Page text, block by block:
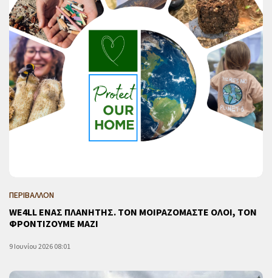
ΠΕΡΙΒΑΛΛΟΝ
WE4LL ΕΝΑΣ ΠΛΑΝΗΤΗΣ. ΤΟΝ ΜΟΙΡΑΖΟΜΑΣΤΕ ΟΛΟΙ, ΤΟΝ
ΦΡΟΝΤΙΖΟΥΜΕ ΜΑΖΙ
9 Ιουνίου 2026 08:01